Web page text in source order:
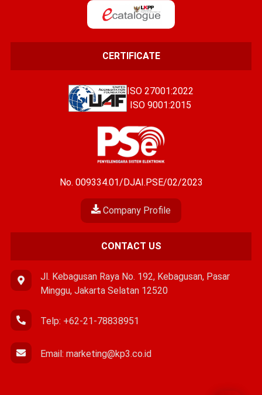
CERTIFICATE
ISO 27001:2022
ISO 9001:2015
No. 009334.01/DJAI.PSE/02/2023
Company Profile
CONTACT US
Jl. Kebagusan Raya No. 192, Kebagusan, Pasar
Minggu, Jakarta Selatan 12520
Telp: +62-21-78838951
Email: marketing@kp3.co.id